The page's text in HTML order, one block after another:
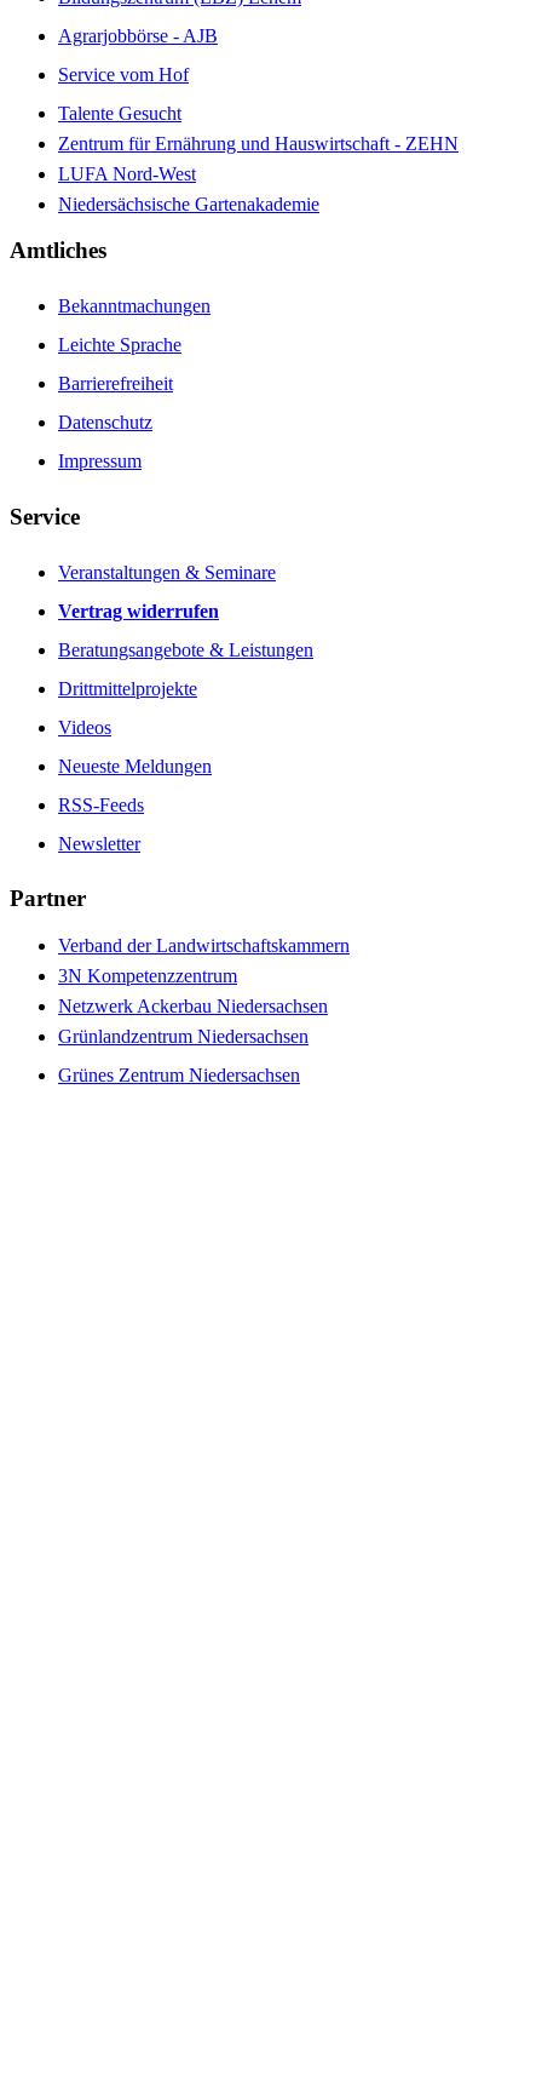
Agrarjobbörse - AJB
Service vom Hof
Talente Gesucht
Zentrum für Ernährung und Hauswirtschaft - ZEHN
LUFA Nord-West
Niedersächsische Gartenakademie
Amtliches
Bekanntmachungen
Leichte Sprache
Barrierefreiheit
Datenschutz
Impressum
Service
Veranstaltungen & Seminare
Vertrag widerrufen
Beratungsangebote & Leistungen
Drittmittelprojekte
Videos
Neueste Meldungen
RSS-Feeds
Newsletter
Partner
Verband der Landwirtschaftskammern
3N Kompetenzzentrum
Netzwerk Ackerbau Niedersachsen
Grünlandzentrum Niedersachsen
Grünes Zentrum Niedersachsen